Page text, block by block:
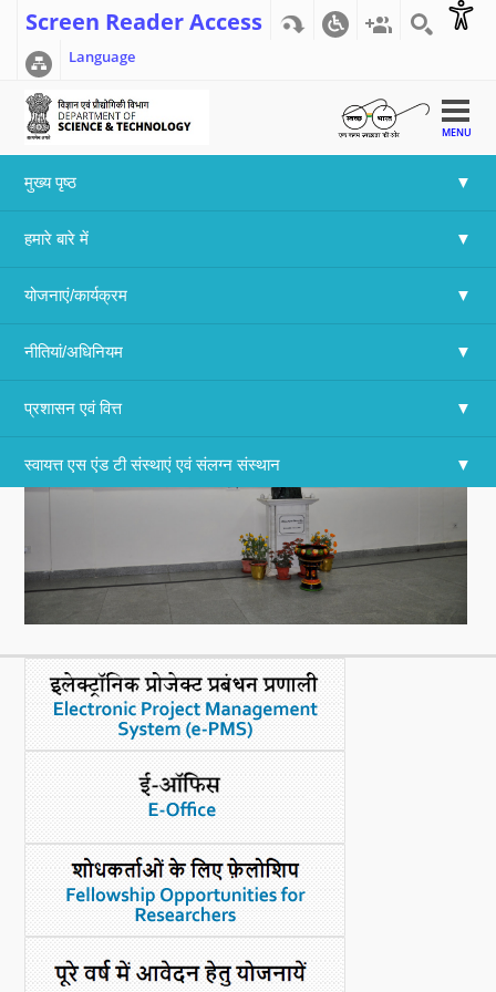
Screen Reader Access
Language
MENU
मुख्य पृष्ठ
हमारे बारे में
योजनाएं/कार्यक्रम
नीतियां/अधिनियम
प्रशासन एवं वित्त
स्वायत्त एस एंड टी संस्थाएं एवं संलग्न संस्थान
डीएसटी डैशबोर्ड
Home>>